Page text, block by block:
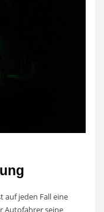
auf jeden Fall eine
Autofahrer seine